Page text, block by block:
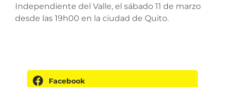
Independiente del Valle, el sábado 11 de marzo
desde las 19h00 en la ciudad de Quito.
Facebook